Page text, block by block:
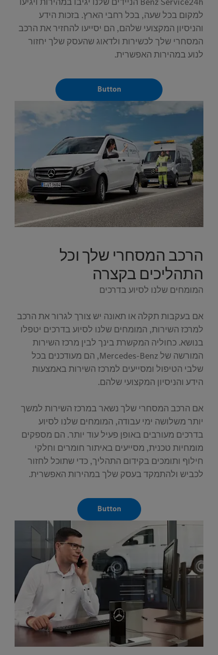
למקום בכל שעה, בכל רחבי הארץ. בזכות הידע
והניסיון המקצועי שלהם, הם יסייעו להחזיר את הרכב
המסחרי שלך לכשירות ולדאוג שהעסק שלך יחזור
לנוע במהירות האפשרית.
Button
הרכב המסחרי שלך וכל
התהליכים בקצרה
המומחים שלנו לסיוע בדרכים
אם בעקבות תקלה או תאונה יש צורך לגרור את הרכב
למרכז השירות, המומחים שלנו לסיוע בדרכים יטפלו
בנושא. כחוליה המקשרת בינך לבין מרכז השירות
המורשה של Mercedes-Benz, הם מעודכנים בכל
שלבי הטיפול ומסייעים למרכז השירות באמצעות
הידע והניסיון המקצועי שלהם.
אם הרכב המסחרי שלך נשאר במרכז השירות למשך
יותר משלושה ימי עבודה, המומחים שלנו לסיוע
בדרכים מעורבים באופן פעיל עוד יותר. הם מספקים
מומחיות טכנית, מסייעים באיתור חומרים וחלקי
חילוף ותומכים בקידום התהליך, כדי שתוכל לחזור
לכביש ולהתמקד בעסק שלך במהירות האפשרית.
Button